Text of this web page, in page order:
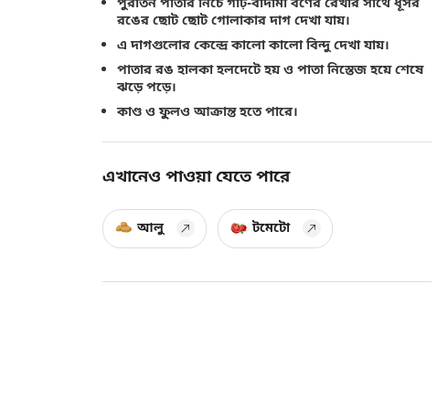
রঙের ছোট ছোট গোলাকার দাগ দেখা যায়।
এ দাগগুলোর কেন্দ্রে কালো কালো বিন্দু দেখা যায়।
পাতার রঙ হালকা হলদেটে হয় ও পাতা নিস্তেজ হয়ে শেষে
ঝড়ে পড়ে।
কাণ্ড ও ফু্লও আক্রান্ত হতে পারে।
এখানেও পাওয়া যেতে পারে
আলু টমেটো